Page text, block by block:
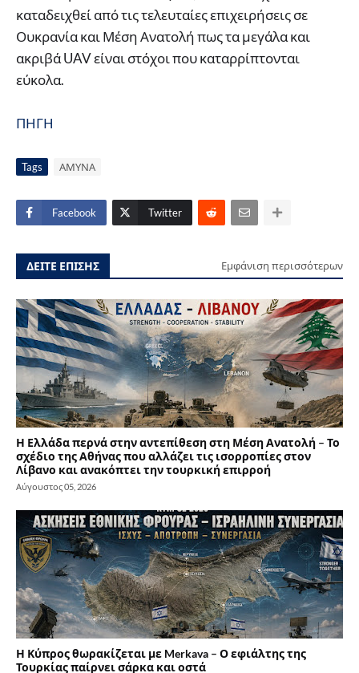
καταδειχθεί από τις τελευταίες επιχειρήσεις σε
Ουκρανία και Μέση Ανατολή πως τα μεγάλα και
ακριβά UAV είναι στόχοι που καταρρίπτονται
εύκολα.
ΠΗΓΗ
Tags ΑΜΥΝΑ
Facebook Twitter
ΔΕΙΤΕ ΕΠΙΣΗΣ Εμφάνιση περισσότερων
Η Ελλάδα περνά στην αντεπίθεση στη Μέση Ανατολή – Το
σχέδιο της Αθήνας που αλλάζει τις ισορροπίες στον
Λίβανο και ανακόπτει την τουρκική επιρροή
Αύγουστος 05, 2026
Η Κύπρος θωρακίζεται με Merkava – Ο εφιάλτης της
Τουρκίας παίρνει σάρκα και οστά